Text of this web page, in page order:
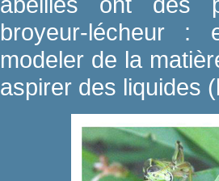
broyeur-lécheur :
modeler de la
aspirer des liquides